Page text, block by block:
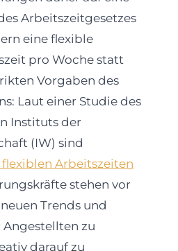
Arbeitszeitgesetzes
eine flexible
pro Woche statt
Vorgaben des
Laut einer Studie des
Instituts der
(IW) sind
Arbeitszeiten
stehen vor
Trends und
zu
darauf zu